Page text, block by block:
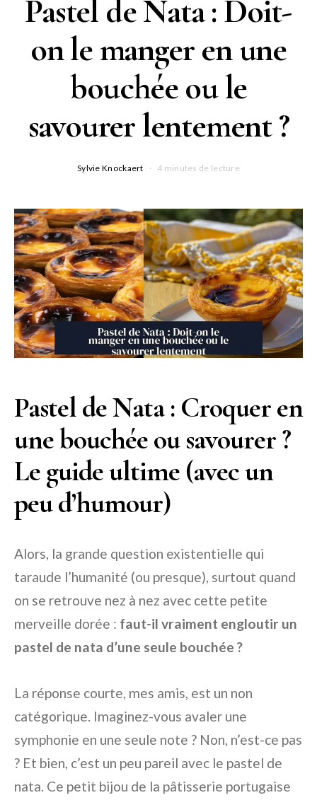
Pastel de Nata : Doit-
on le manger en une
bouchée ou le
savourer lentement ?
Sylvie Knockaert 4 minutes de lecture
Pastel de Nata : Croquer en
une bouchée ou savourer ?
Le guide ultime (avec un
peu d’humour)
Alors, la grande question existentielle qui
taraude l’humanité (ou presque), surtout quand
on se retrouve nez à nez avec cette petite
merveille dorée : faut-il vraiment engloutir un
pastel de nata d’une seule bouchée ?
La réponse courte, mes amis, est un non
catégorique. Imaginez-vous avaler une
symphonie en une seule note ? Non, n’est-ce pas
? Et bien, c’est un peu pareil avec le pastel de
nata. Ce petit bijou de la pâtisserie portugaise